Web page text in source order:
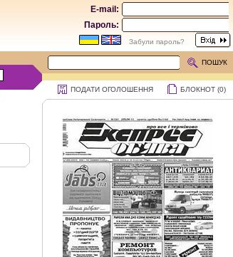
E-mail:
Пароль:
Забули пароль?
ПОШУК
ПОДАТИ ОГОЛОШЕННЯ БЛОКНОТ (0)